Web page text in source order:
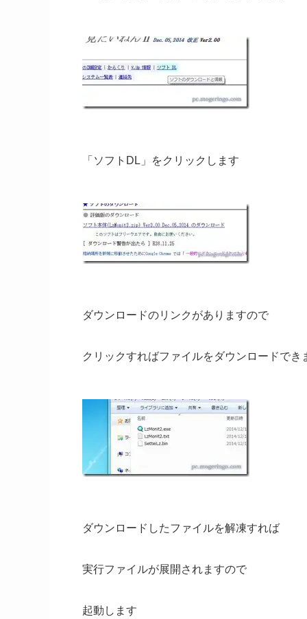
「ソフトDL」をクリックします
ダウンロードのリンクがありますので
クリックすればファイルをダウンロードでき
ダウンロードしたファイルを解凍すれば
実行ファイルが展開されますので
起動します